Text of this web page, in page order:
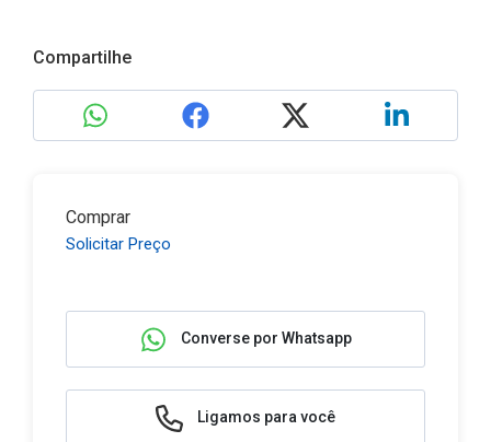
Compartilhe
Comprar
Solicitar Preço
Converse por Whatsapp
Ligamos para você